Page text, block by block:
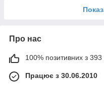
Про нас
100% позитивних з 393
Працює з 30.06.2010